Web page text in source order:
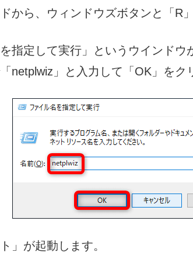
から、ウィンドウズボタンと「R
指定して実行」というウインドウ
netplwiz」と入力して「OK」をク
」が起動します。